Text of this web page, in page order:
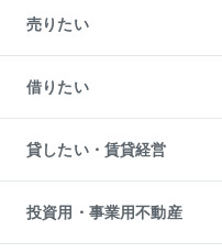
新築・分譲マンションの購入
中古マンションの購入
一戸建ての購入
中古一戸建ての購入
不動産購入の流れ
注目キーワード物件特集
購入ガイド
English 繁体中文簡体中文
売りたい
一戸建ての売却・査定
土地の売却・査定
スピードAI査定
不動産査定について
不動産売却の流れ
不動産買換えの流れ
売却ガイド
借りたい
オフィス・店舗の賃貸
借りるときの流れ
借りるガイド
貸したい・賃貸経営
マンション賃料データ
賃貸管理プラン
リロケーションについて
投資用・事業用不動産